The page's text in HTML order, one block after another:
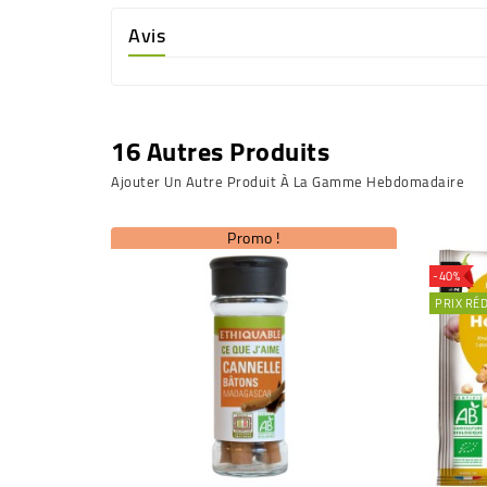
Avis
16 Autres Produits
Ajouter Un Autre Produit À La Gamme Hebdomadaire
Promo !
-40%
PRIX